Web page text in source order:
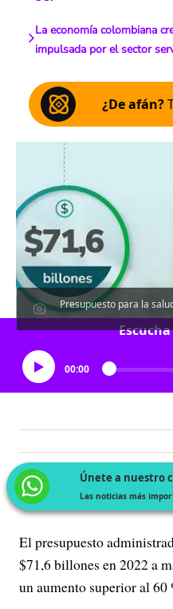
La economía colombiana
impulsada por el sector
¿De afán?
Presupuesto para la
00:00
Únete a nuestro
Las noticias más
El presupuesto
$71,6 billones en 2022 a
un aumento superior al 60